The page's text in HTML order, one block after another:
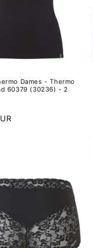
Dames - Thermo
60379 (30236) - 2